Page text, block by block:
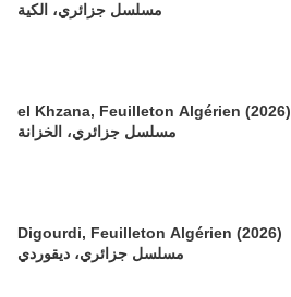
مسلسل جزائري، الكية
el Khzana, Feuilleton Algérien (2026)
مسلسل جزائري، الخزانة
Digourdi, Feuilleton Algérien (2026)
مسلسل جزائري، ديقوردي